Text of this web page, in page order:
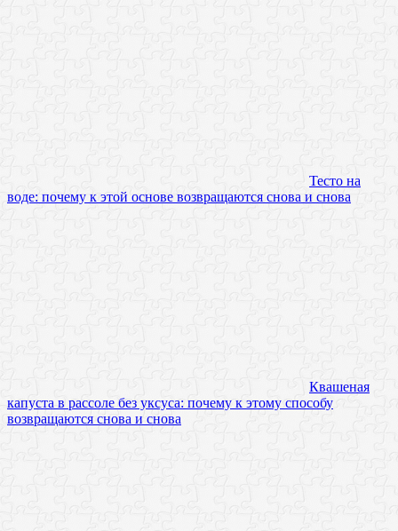
Тесто на
воде: почему к этой основе возвращаются снова и снова
Квашеная
капуста в рассоле без уксуса: почему к этому способу
возвращаются снова и снова